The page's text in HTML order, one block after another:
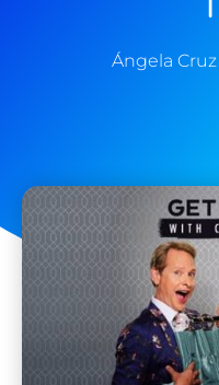
Ángela Cruz